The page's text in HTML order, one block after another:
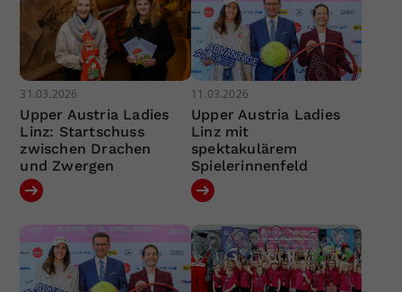
31.03.2026
Upper Austria Ladies
Linz: Startschuss
zwischen Drachen
und Zwergen
11.03.2026
Upper Austria Ladies
Linz mit
spektakulärem
Spielerinnenfeld